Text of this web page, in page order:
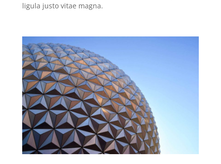
ligula justo vitae magna.